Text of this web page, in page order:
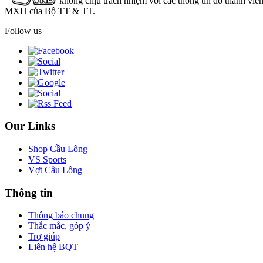
MXH của Bộ TT & TT.
Follow us
Our Links
Shop Cầu Lông
VS Sports
Vợt Cầu Lông
Thông tin
Thông báo chung
Thắc mắc, góp ý
Trợ giúp
Liên hệ BQT